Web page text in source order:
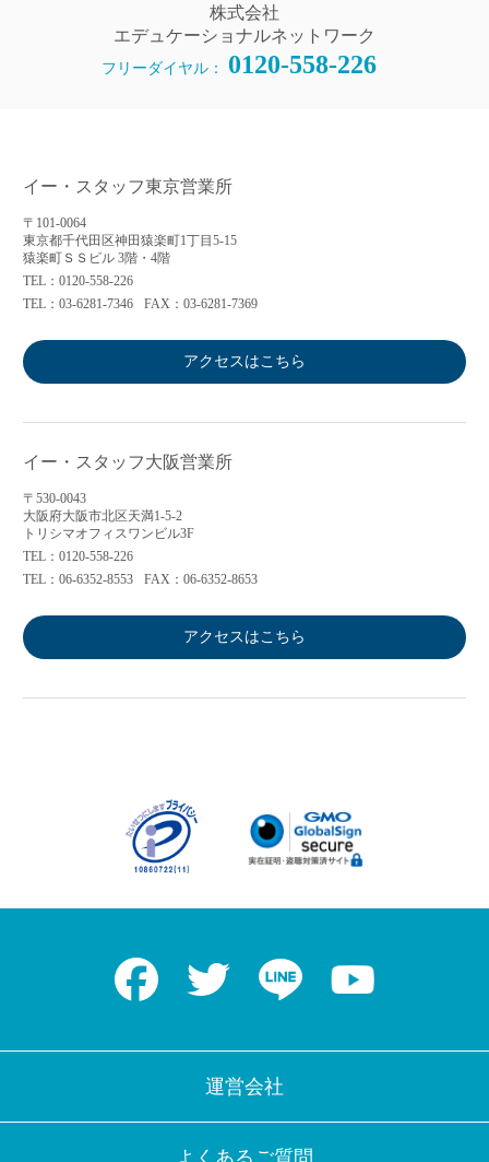
株式会社
エデュケーショナルネットワーク
フリーダイヤル： 0120-558-226
イー・スタッフ東京営業所
〒101-0064
東京都千代田区神田猿楽町1丁目5-15
猿楽町ＳＳビル 3階・4階
TEL：0120-558-226
TEL：03-6281-7346
FAX：03-6281-7369
アクセスはこちら
イー・スタッフ大阪営業所
〒530-0043
大阪府大阪市北区天満1-5-2
トリシマオフィスワンビル3F
TEL：0120-558-226
TEL：06-6352-8553
FAX：06-6352-8653
アクセスはこちら
Facebook Twitter LINE
運営会社